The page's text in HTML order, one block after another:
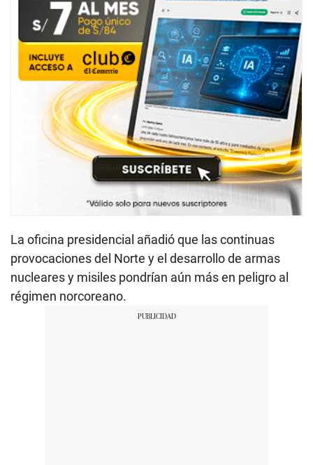
La oficina presidencial añadió que las continuas
provocaciones del Norte y el desarrollo de armas
nucleares y misiles pondrían aún más en peligro al
régimen norcoreano.